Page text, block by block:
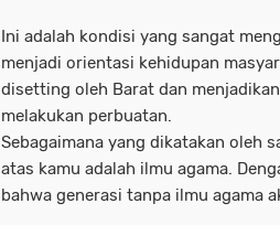
Ini adalah kondisi yang sangat
menjadi orientasi kehidupan
disetting oleh Barat dan
melakukan perbuatan.
Sebagaimana yang dikatakan oleh
atas kamu adalah ilmu agama.
bahwa generasi tanpa ilmu agama